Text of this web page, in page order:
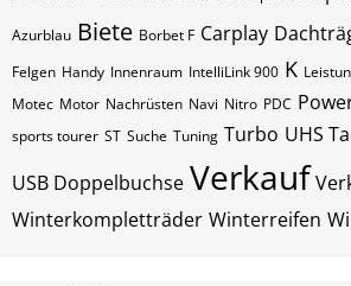
Azurblau Biete Borbet F Carplay
Felgen Handy Innenraum IntelliLink 900 K
Motec Motor Nachrüsten Navi Nitro PDC
sports tourer ST Suche Tuning Turbo UHS
USB Doppelbuchse Verkauf
Winterkompletträder Winterreifen